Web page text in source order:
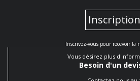
Inscription
Inscrivez-vous pour recevoir la
Vous désirez plus
Besoin d'un